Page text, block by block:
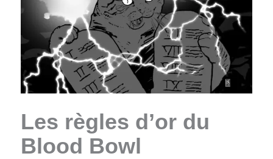
Les règles d’or du
Blood Bowl